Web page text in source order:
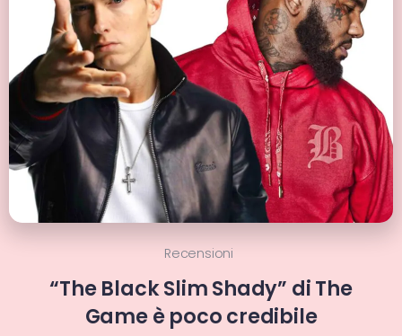
Recensioni
“The Black Slim Shady” di The
Game è poco credibile